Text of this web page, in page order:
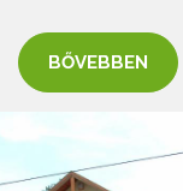
BŐVEBBEN